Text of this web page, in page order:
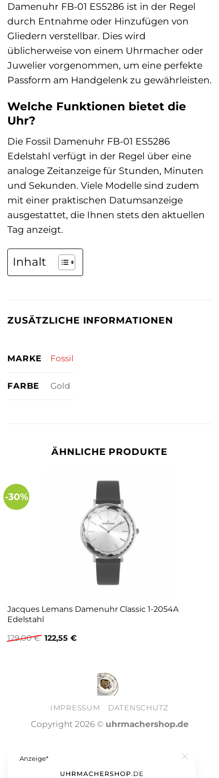
Damenuhr FB-01 ES5286 ist in der Regel
durch Entnahme oder Hinzufügen von
Gliedern verstellbar. Dies wird
üblicherweise von einem Uhrmacher oder
Juwelier vorgenommen, um eine perfekte
Passform am Handgelenk zu gewährleisten.
Welche Funktionen bietet die
Uhr?
Die Fossil Damenuhr FB-01 ES5286
Edelstahl verfügt in der Regel über eine
analoge Zeitanzeige für Stunden, Minuten
und Sekunden. Viele Modelle sind zudem
mit einer praktischen Datumsanzeige
ausgestattet, die Ihnen stets den aktuellen
Tag anzeigt.
Inhalt
ZUSÄTZLICHE INFORMATIONEN
MARKE Fossil
FARBE Gold
ÄHNLICHE PRODUKTE
-30%
Jacques Lemans Damenuhr Classic 1-2054A
Edelstahl
129,00€ Ursprünglicher
Preis
122,55 €Aktueller
IMPRESSUM DATENSCHUTZ
Copyright 2026 © uhrmachershop.de
Anzeige* Close